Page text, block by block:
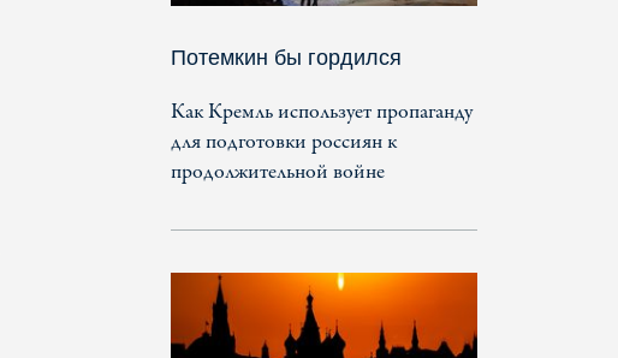
Потемкин бы гордился
Как Кремль использует пропаганду
для подготовки россиян к
продолжительной войне